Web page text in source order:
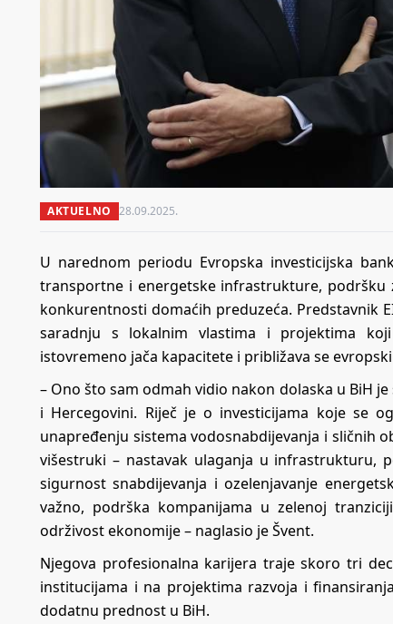
AKTUELNO 28.09.2025.
U narednom periodu Evropska investicijska
transportne i energetske infrastrukture, podršku
konkurentnosti domaćih preduzeća. Predstavnik
saradnju s lokalnim vlastima i projektima
istovremeno jača kapacitete i približava se
– Ono što sam odmah vidio nakon dolaska u BiH
i Hercegovini. Riječ je o investicijama koje se
unapređenju sistema vodosnabdijevanja i sličnih
višestruki – nastavak ulaganja u infrastrukturu,
sigurnost snabdijevanja i ozelenjavanje
važno, podrška kompanijama u zelenoj
održivost ekonomije – naglasio je Švent.
Njegova profesionalna karijera traje skoro tri
institucijama i na projektima razvoja i
dodatnu prednost u BiH.